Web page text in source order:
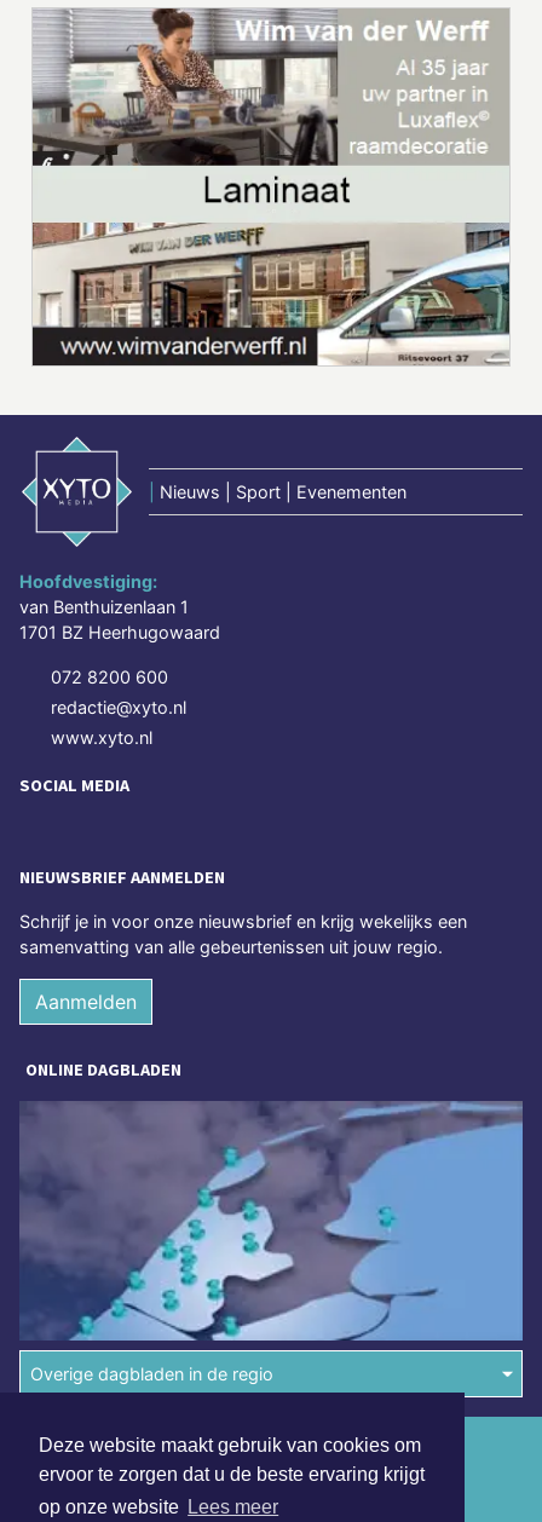
Deze website maakt gebruik van cookies om
ervoor te zorgen dat u de beste ervaring krijgt
op onze website Lees meer
Nieuws | Sport | Evenementen
Hoofdvestiging:
van Benthuizenlaan 1
1701 BZ Heerhugowaard
072 8200 600
redactie@xyto.nl
www.xyto.nl
SOCIAL MEDIA
NIEUWSBRIEF AANMELDEN
Schrijf je in voor onze nieuwsbrief en krijg wekelijks een
samenvatting van alle gebeurtenissen uit jouw regio.
Aanmelden
ONLINE DAGBLADEN
Overige dagbladen in de regio
Algemene voorwaarden